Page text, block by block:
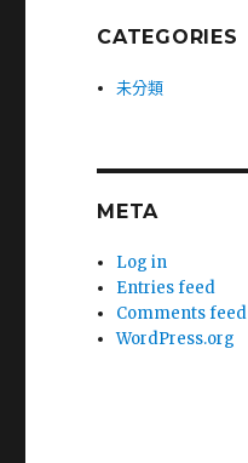
CATEGORIES
未分類
META
Log in
Entries feed
Comments feed
WordPress.org